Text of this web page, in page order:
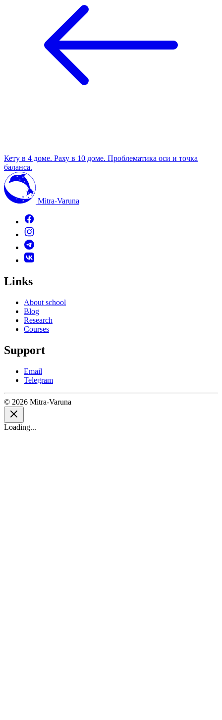
Кету в 4 доме. Раху в 10 доме. Проблематика оси и точка
баланса.
Mitra-Varuna
Links
About school
Blog
Research
Courses
Support
Email
Telegram
© 2026 Mitra-Varuna
Loading...